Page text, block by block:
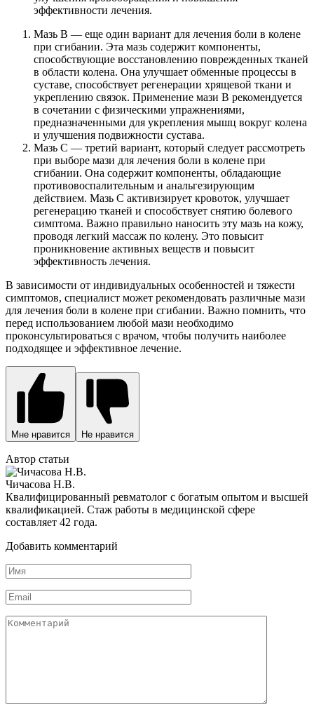
эффективности лечения.
Мазь В — еще один вариант для лечения боли в колене
при сгибании. Эта мазь содержит компоненты,
способствующие восстановлению поврежденных тканей
в области колена. Она улучшает обменные процессы в
суставе, способствует регенерации хрящевой ткани и
укреплению связок. Применение мази В рекомендуется
в сочетании с физическими упражнениями,
предназначенными для укрепления мышц вокруг колена
и улучшения подвижности сустава.
Мазь С — третий вариант, который следует рассмотреть
при выборе мази для лечения боли в колене при
сгибании. Она содержит компоненты, обладающие
противовоспалительным и анальгезирующим
действием. Мазь С активизирует кровоток, улучшает
регенерацию тканей и способствует снятию болевого
симптома. Важно правильно наносить эту мазь на кожу,
проводя легкий массаж по колену. Это повысит
проникновение активных веществ и повысит
эффективность лечения.
В зависимости от индивидуальных особенностей и тяжести
симптомов, специалист может рекомендовать различные мази
для лечения боли в колене при сгибании. Важно помнить, что
перед использованием любой мази необходимо
проконсультироваться с врачом, чтобы получить наиболее
подходящее и эффективное лечение.
Мне нравится Не нравится
Автор статьи
Чичасова Н.В.
Квалифицированный ревматолог с богатым опытом и высшей
квалификацией. Стаж работы в медицинской сфере
составляет 42 года.
Добавить комментарий
Имя
*
Email
*
Комментарий